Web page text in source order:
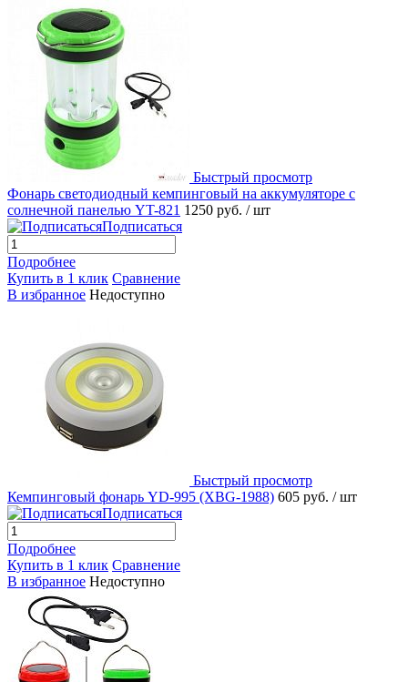
Быстрый просмотр
Фонарь светодиодный кемпинговый на аккумуляторе с
солнечной панелью YT-821 1250 руб. / шт
Подписаться
Подробнее
Купить в 1 клик Сравнение
В избранное Недоступно
Быстрый просмотр
Кемпинговый фонарь YD-995 (XBG-1988) 605 руб. / шт
Подписаться
Подробнее
Купить в 1 клик Сравнение
В избранное Недоступно